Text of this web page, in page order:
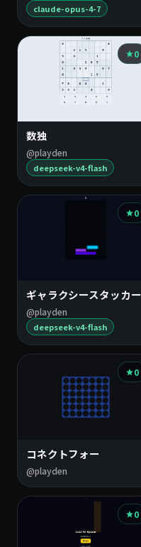
claude-opus-4-7
0
数独
@playden
deepseek-v4-flash
0
ギャラクシースタッカー
@playden
deepseek-v4-flash
0
コネクトフォー
@playden
0